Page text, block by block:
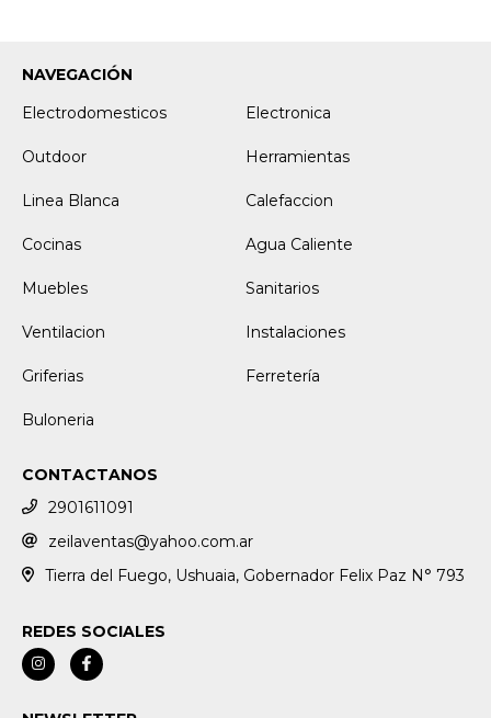
NAVEGACIÓN
Electrodomesticos
Electronica
Outdoor Herramientas
Linea Blanca Calefaccion
Cocinas Agua Caliente
Muebles Sanitarios
Ventilacion Instalaciones
Griferias Ferretería
Buloneria
CONTACTANOS
2901611091
zeilaventas@yahoo.com.ar
Tierra del Fuego, Ushuaia, Gobernador Felix Paz N° 793
REDES SOCIALES